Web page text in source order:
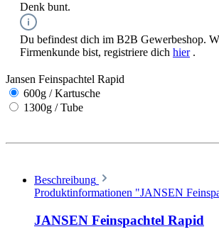
Denk bunt.
Du befindest dich im B2B Gewerbeshop.
Firmenkunde bist, registriere dich hier.
Jansen Feinspachtel Rapid
600g / Kartusche
1300g / Tube
Beschreibung
Produktinformationen "JANSEN
JANSEN Feinspachtel Rapid